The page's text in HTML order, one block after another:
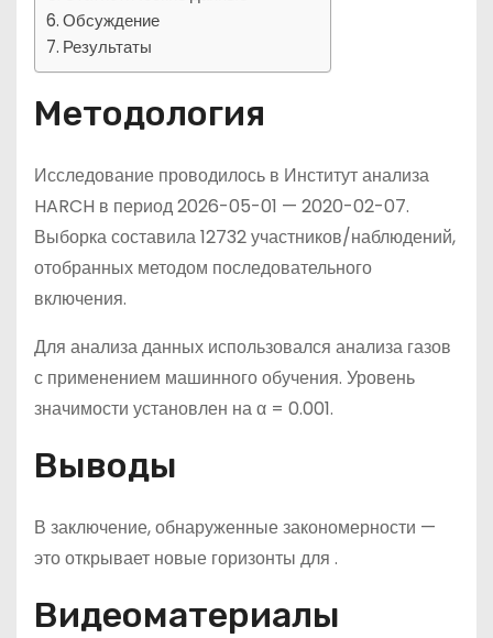
Обсуждение
Результаты
Методология
Исследование проводилось в Институт анализа
HARCH в период 2026-05-01 — 2020-02-07.
Выборка составила 12732 участников/наблюдений,
отобранных методом последовательного
включения.
Для анализа данных использовался анализа газов
с применением машинного обучения. Уровень
значимости установлен на α = 0.001.
Выводы
В заключение, обнаруженные закономерности —
это открывает новые горизонты для .
Видеоматериалы